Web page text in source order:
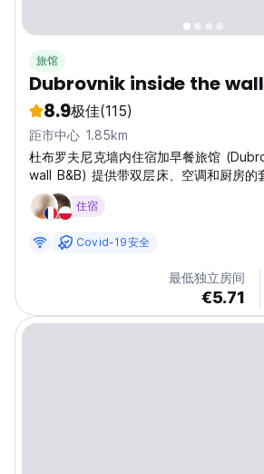
旅馆
Dubrovnik inside the
8.9极佳(115)
距市中心 1.85km
杜布罗夫尼克墙内住宿加早餐旅馆
wall B&B) 提供带双层床、空调和厨房的
住宿
Covid-19安全
最低独立房间
€5.71